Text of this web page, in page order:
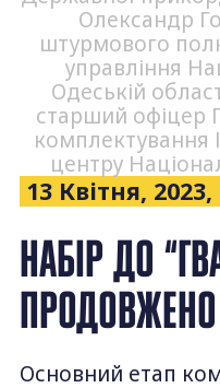
Олександр
штурмового
управління
Одеській
старший офіцер
комплектування
центру
13 Квітня, 2023,
НАБІР ДО
Основний етап